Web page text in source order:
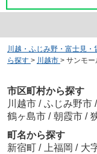
川越・ふじみ野・富士見
ら探す > 川越市 > サンモー
市区町村から探す
川越市 / ふじみ野市 /
鶴ヶ島市 / 朝霞市 /
町名から探す
新宿町 / 上福岡 / 大